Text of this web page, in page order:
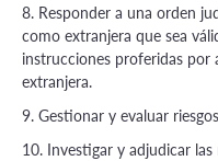
8. Responder a una orden
como extranjera que sea
instrucciones proferidas
extranjera.
9. Gestionar y evaluar
10. Investigar y adjudicar